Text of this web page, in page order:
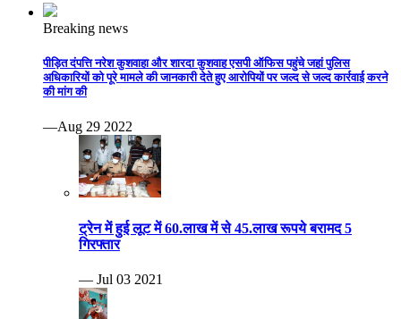
Breaking news
पीड़ित दंपत्ति नरेश कुशवाहा और शारदा कुशवाह एसपी ऑफिस पहुंचे जहां पुलिस
अधिकारियों को पूरे मामले की जानकारी देते हुए आरोपियों पर जल्द से जल्द कार्रवाई करने
की मांग की
—Aug 29 2022
ट्रेन में हुई लूट में 60.लाख में से 45.लाख रूपये बरामद 5
गिरफ्तार
— Jul 03 2021